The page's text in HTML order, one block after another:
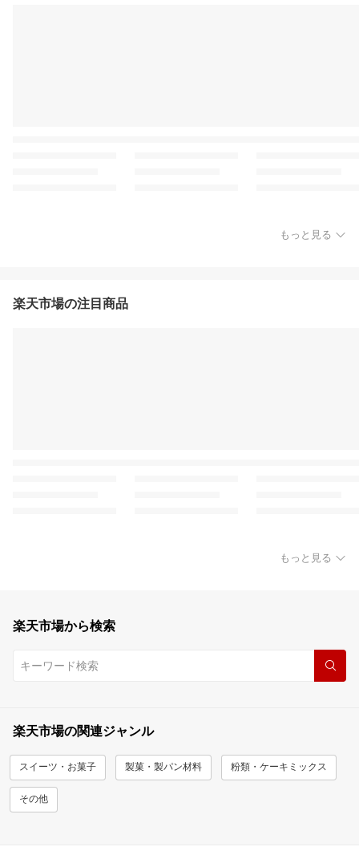
もっと見る
楽天市場の注目商品
もっと見る
楽天市場から検索
楽天市場の関連ジャンル
スイーツ・お菓子 製菓・製パン材料 粉類・ケーキミックス
その他